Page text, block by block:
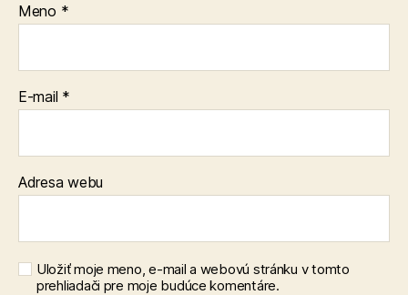
Meno *
E-mail *
Adresa webu
Uložiť moje meno, e-mail a webovú stránku v tomto
prehliadači pre moje budúce komentáre.